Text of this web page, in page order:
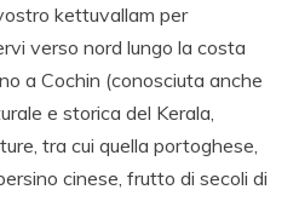
kettuvallam per
verso nord lungo la costa
a Cochin (conosciuta anche
e storica del Kerala,
tra cui quella portoghese,
cinese, frutto di secoli di